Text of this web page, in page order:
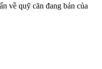
về quỹ căn đang bán của